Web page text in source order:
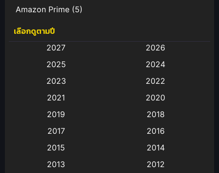
Amazon Prime (5)
Anal (ประตูหลัง)
Animation การ์ตูน
Animation อนิเมะ
Animation แอนิเมชัน
(9)
เลือกดูตามปี
2027
2026
2025
2024
2023
2022
2021
2020
2019
2018
2017
2016
2015
2014
2013
2012